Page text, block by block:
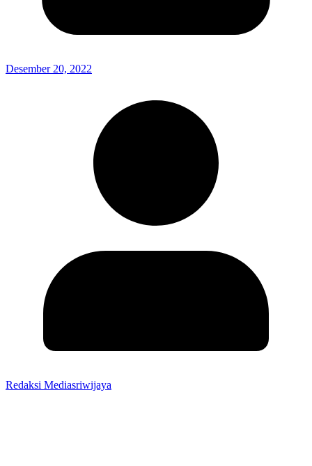
Desember 20, 2022
Redaksi Mediasriwijaya